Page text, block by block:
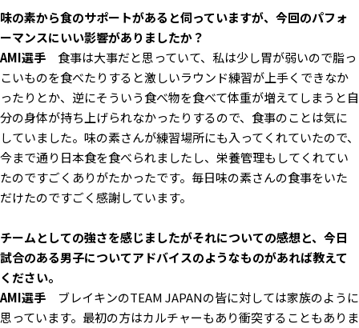
――味の素から食のサポートがあると伺っていますが、今回のパフォ
ーマンスにいい影響がありましたか？
AMI選手 食事は大事だと思っていて、私は少し胃が弱いので脂っ
こいものを食べたりすると激しいラウンド練習が上手くできなか
ったりとか、逆にそういう食べ物を食べて体重が増えてしまうと自
分の身体が持ち上げられなかったりするので、食事のことは気に
していました。味の素さんが練習場所にも入ってくれていたので、
今まで通り日本食を食べられましたし、栄養管理もしてくれてい
たのですごくありがたかったです。毎日味の素さんの食事をいた
だけたのですごく感謝しています。
――チームとしての強さを感じましたがそれについての感想と、今日
試合のある男子についてアドバイスのようなものがあれば教えて
ください。
AMI選手 ブレイキンのTEAM JAPANの皆に対しては家族のように
思っています。最初の方はカルチャーもあり衝突することもありま